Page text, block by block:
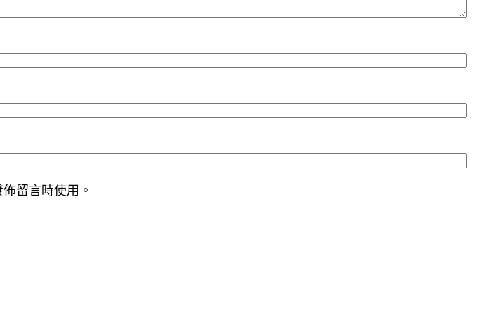
留言時使用。